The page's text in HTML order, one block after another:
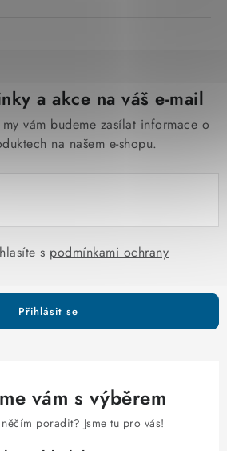
a akce na váš e-mail
vám budeme zasílat informace o
na našem e-shopu.
s podmínkami ochrany
Přihlásit se
vám s výběrem
poradit? Jsme tu pro vás!